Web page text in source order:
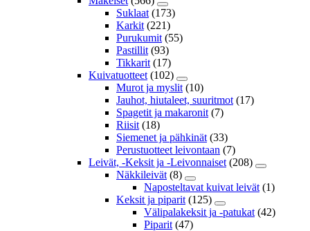
Suklaat (173)
Karkit (221)
Purukumit (55)
Pastillit (93)
Tikkarit (17)
Kuivatuotteet (102)
Murot ja myslit (10)
Jauhot, hiutaleet, suuritmot (17)
Spagetit ja makaronit (7)
Riisit (18)
Siemenet ja pähkinät (33)
Perustuotteet leivontaan (7)
Leivät, -Keksit ja -Leivonnaiset (208)
Näkkileivät (8)
Naposteltavat kuivat leivät (1)
Keksit ja piparit (125)
Välipalakeksit ja -patukat (42)
Piparit (47)